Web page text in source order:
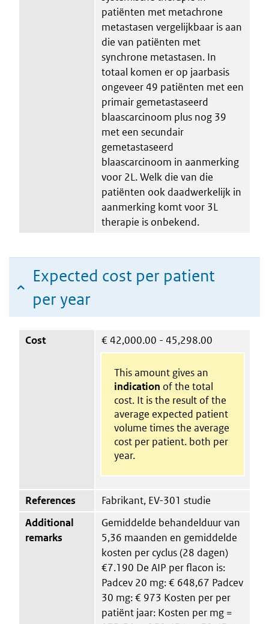
patiënten met metachrone
metastasen vergelijkbaar is aan
die van patiënten met
synchrone metastasen. In
totaal komen er op jaarbasis
ongeveer 49 patiënten met een
primair gemetastaseerd
blaascarcinoom plus nog 39
met een secundair
gemetastaseerd
blaascarcinoom in aanmerking
voor 2L. Welk die van die
patiënten ook daadwerkelijk in
aanmerking komt voor 3L
therapie is onbekend.
Expected cost per patient
per year
Cost € 42,000.00 - 45,298.00
This amount gives an
indication of the total
cost. It is the result of the
average expected patient
volume times the average
cost per patient. both per
year.
References
Fabrikant, EV-301 studie
Additional
remarks
Gemiddelde behandelduur van
5,36 maanden en gemiddelde
kosten per cyclus (28 dagen)
€7.190 De AIP per flacon is:
Padcev 20 mg: € 648,67 Padcev
30 mg: € 973 Kosten per per
patiënt jaar: Kosten per mg =